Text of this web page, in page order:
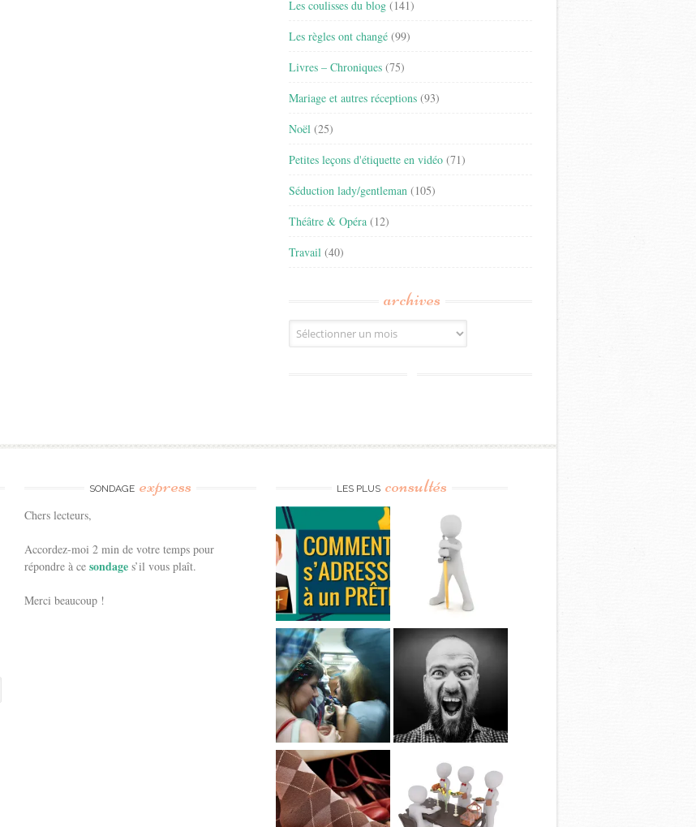
Les coulisses du blog (141)
Les règles ont changé (99)
Livres – Chroniques (75)
Mariage et autres réceptions (93)
Noël (25)
Petites leçons d'étiquette en vidéo (71)
Séduction lady/gentleman (105)
Théâtre & Opéra (12)
Travail (40)
archives
Archives
SONDAGE express
Chers lecteurs,
Accordez-moi 2 min de votre temps pour
répondre à cesondages’il vous plaît.
Merci beaucoup !
LES PLUS consultés